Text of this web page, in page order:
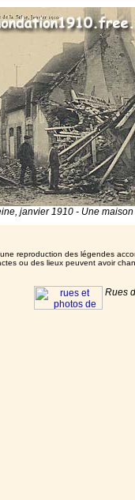
janvier 1910 - Une
reproduction des légendes
ou des lieux peuvent avoir
Rues